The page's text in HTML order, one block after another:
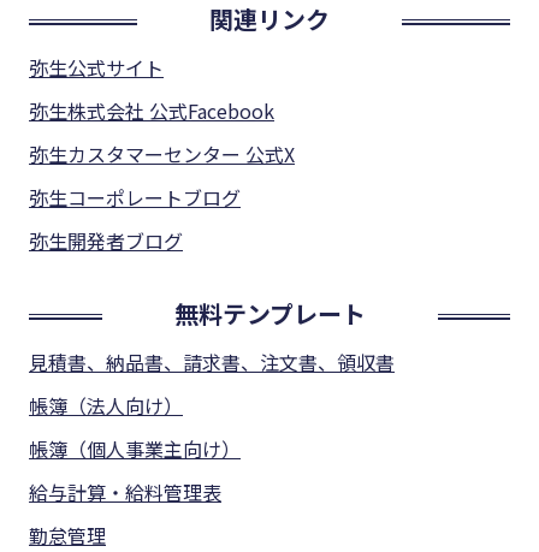
関連リンク
弥生公式サイト
弥生株式会社 公式Facebook
弥生カスタマーセンター 公式X
弥生コーポレートブログ
弥生開発者ブログ
無料テンプレート
見積書、納品書、請求書、注文書、領収書
帳簿（法人向け）
帳簿（個人事業主向け）
給与計算・給料管理表
勤怠管理